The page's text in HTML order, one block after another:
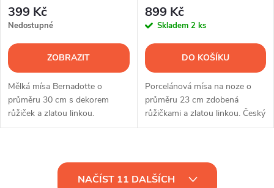
399 Kč
Nedostupné
ZOBRAZIT
Mělká mísa Bernadotte o
průměru 30 cm s dekorem
růžiček a zlatou linkou.
Elegantní porcelán pro
899 Kč
Skladem 2 ks
DO KOŠÍKU
Porcelánová mísa na noze o
průměru 23 cm zdobená
růžičkami a zlatou linkou. Český
porcelán Leander s vysokým
NAČÍST 11 DALŠÍCH